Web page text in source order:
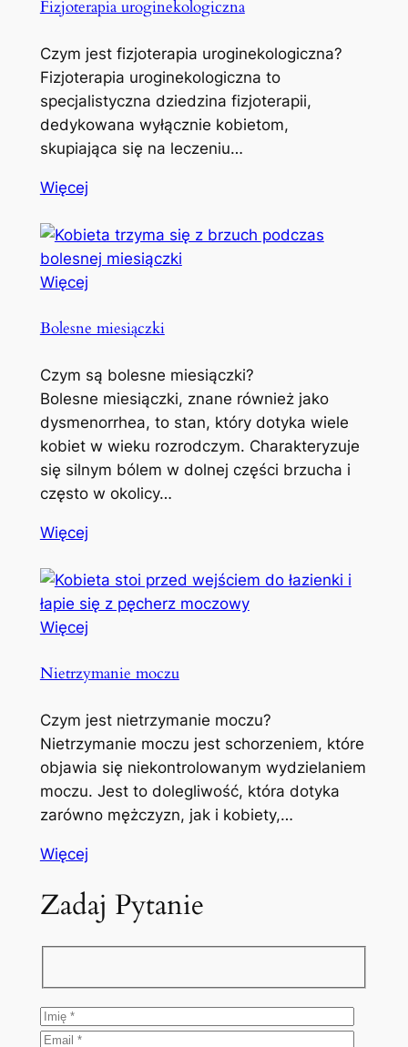
Fizjoterapia uroginekologiczna
Czym jest fizjoterapia uroginekologiczna?
Fizjoterapia uroginekologiczna to
specjalistyczna dziedzina fizjoterapii,
dedykowana wyłącznie kobietom,
skupiająca się na leczeniu…
Więcej
Więcej
Bolesne miesiączki
Czym są bolesne miesiączki?
Bolesne miesiączki, znane również jako
dysmenorrhea, to stan, który dotyka wiele
kobiet w wieku rozrodczym. Charakteryzuje
się silnym bólem w dolnej części brzucha i
często w okolicy…
Więcej
Więcej
Nietrzymanie moczu
Czym jest nietrzymanie moczu?
Nietrzymanie moczu jest schorzeniem, które
objawia się niekontrolowanym wydzielaniem
moczu. Jest to dolegliwość, która dotyka
zarówno mężczyzn, jak i kobiety,…
Więcej
Zadaj Pytanie